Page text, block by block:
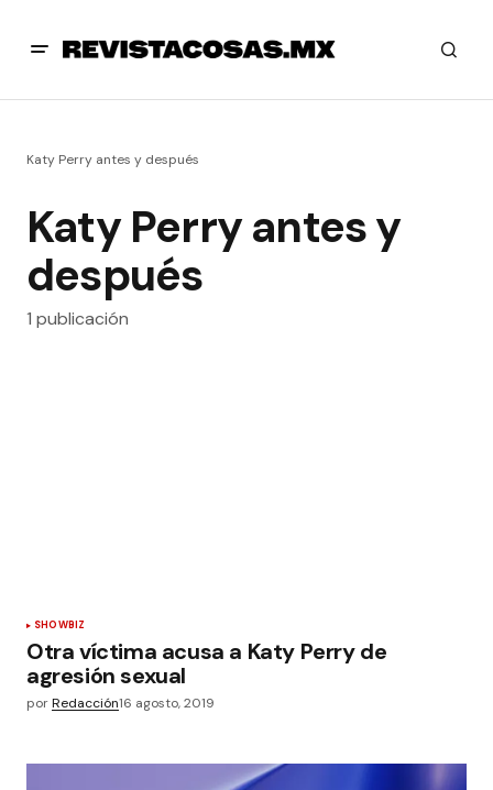
Katy Perry antes y después
Katy Perry antes y
después
1 publicación
SHOWBIZ
Otra víctima acusa a Katy Perry de
agresión sexual
porRedacción16 agosto, 2019